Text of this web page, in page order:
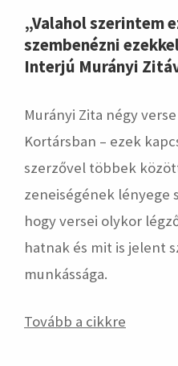
„Valahol szerintem
szembenézni
Interjú Murányi
Murányi Zita négy
Kortársban – ezek
szerzővel többek
zeneiségének lényege
hogy versei olykor
hatnak és mit is jelent
munkássága.
Tovább a cikkre